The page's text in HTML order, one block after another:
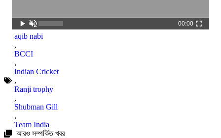
00:00
aqib nabi
,
BCCI
,
Indian Cricket
,
Ranji trophy
,
Shubman Gill
,
Team India
আরও সম্পর্কিত খবর